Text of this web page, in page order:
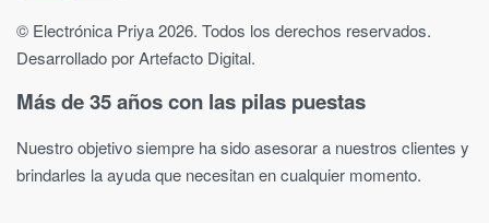
© Electrónica Priya 2026. Todos los derechos reservados.
Desarrollado por Artefacto Digital.
Más de 35 años con las pilas puestas
Nuestro objetivo siempre ha sido asesorar a nuestros clientes y
brindarles la ayuda que necesitan en cualquier momento.